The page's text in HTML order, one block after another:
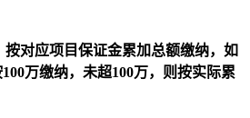
对应项目保证金累加总额缴纳，如
万缴纳，未超100万，则按实际累